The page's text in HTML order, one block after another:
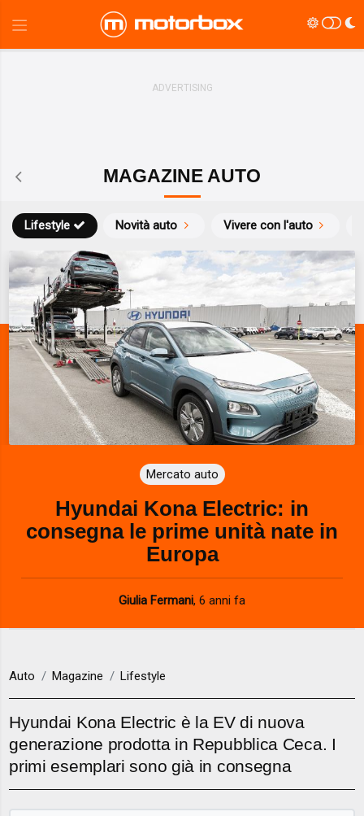
MAGAZINE AUTO
Novità auto Vivere con l'auto
Lifestyle
Mercato auto
Hyundai Kona Electric: in
consegna le prime unità nate in
Europa
Giulia Fermani, 6 anni fa
Auto Magazine Lifestyle
Hyundai Kona Electric è la EV di nuova
generazione prodotta in Repubblica Ceca. I
primi esemplari sono già in consegna